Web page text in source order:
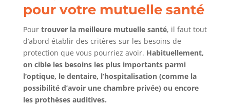
pour votre mutuelle santé
Pour trouver la meilleure mutuelle santé, il faut tout
d’abord établir des critères sur les besoins de
protection que vous pourriez avoir. Habituellement,
on cible les besoins les plus importants parmi
l’optique, le dentaire, l’hospitalisation (comme la
possibilité d’avoir une chambre privée) ou encore
les prothèses auditives.